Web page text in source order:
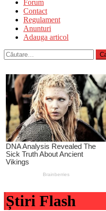
Forum
Contact
Regulament
Anunturi
Adauga articol
Caută
după:
Știri Flash